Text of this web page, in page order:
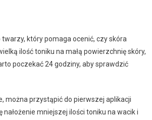
który pomaga ocenić, czy skóra
ilość toniku na małą powierzchnię skóry,
poczekać 24 godziny, aby sprawdzić
można przystąpić do pierwszej aplikacji
mniejszej ilości toniku na wacik i